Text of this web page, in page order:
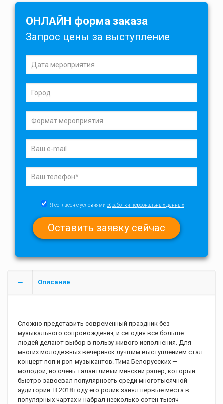
ОНЛАЙН форма заказа
Запрос цены за выступление
Я согласен с условиями обработки персональных данных
Описание
Сложно представить современный праздник без
музыкального сопровождения, и сегодня все больше
людей делают выбор в пользу живого исполнения. Для
многих молодежных вечеринок лучшим выступлением стал
концерт поп и рэп-музыкантов. Тима Белорусских —
молодой, но очень талантливый минский рэпер, который
быстро завоевал популярность среди многотысячной
аудитории. В 2018 году его ролик занял первые места в
популярных чартах и набрал несколько сотен тысяч